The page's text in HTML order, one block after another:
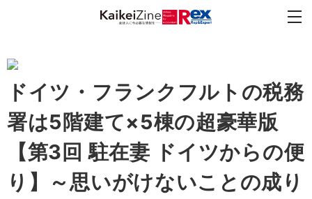
ドイツ・フランクフルトの税務
署は5階建て×5棟の超豪華版
【第3回 駐在妻 ドイツからの便
り】～思いがけないことの成り